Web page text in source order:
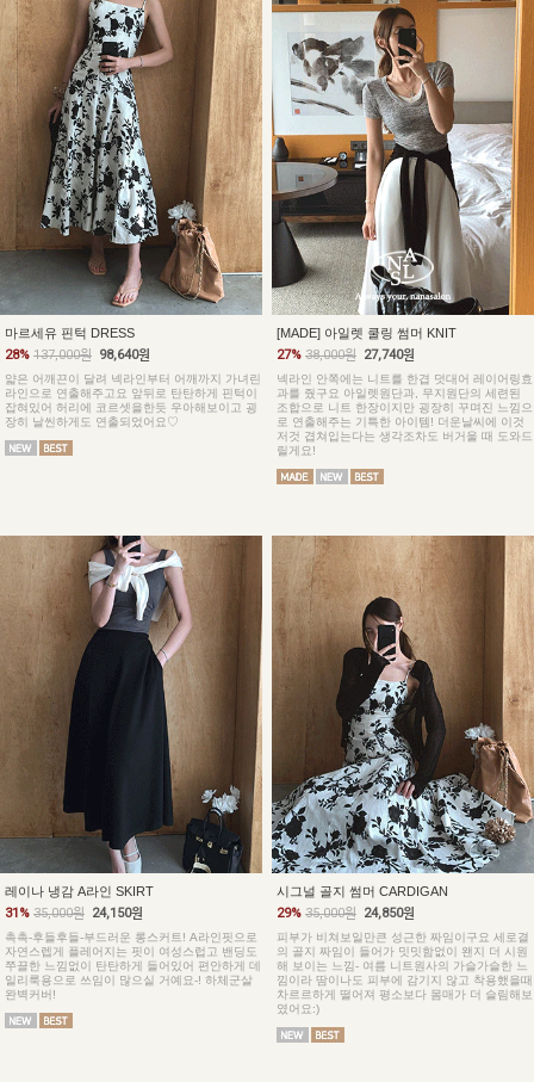
마르세유 핀턱 DRESS
28% 137,000원 98,640원
얇은 어깨끈이 달려 넥라인부터 어깨까지 가녀린
라인으로 연출해주고요 앞뒤로 탄탄하게 핀턱이
잡혀있어 허리에 코르셋을한듯 우아해보이고 굉
장히 날씬하게도 연출되었어요♡
[MADE] 아일렛 쿨링 썸머 KNIT
27% 38,000원 27,740원
넥라인 안쪽에는 니트를 한겹 덧대어 레이어링효
과를 줬구요 아일렛원단과, 무지원단의 세련된
조합으로 니트 한장이지만 굉장히 꾸며진 느낌으
로 연출해주는 기특한 아이템! 더운날씨에 이것
저것 겹쳐입는다는 생각조차도 버거울 때 도와드
릴게요!
레이나 냉감 A라인 SKIRT
31% 35,000원 24,150원
촉촉-후들후들-부드러운 롱스커트! A라인핏으로
자연스렙게 플레어지는 핏이 여성스럽고 밴딩도
쭈끌한 느낌없이 탄탄하게 들어있어 편안하게 데
일리룩용으로 쓰임이 많으실 거예요-! 하체군살
완벽커버!
시그널 골지 썸머 CARDIGAN
29% 35,000원 24,850원
피부가 비쳐보일만큰 성근한 짜임이구요 세로결
의 골지 짜임이 들어가 밋밋함없이 왠지 더 시원
해 보이는 느낌- 여름 니트원사의 가슬가슬한 느
낌이라 땀이나도 피부에 감기지 않고 착용했을때
차르르하게 떨어져 평소보다 몸매가 더 슬림해보
였어요:)